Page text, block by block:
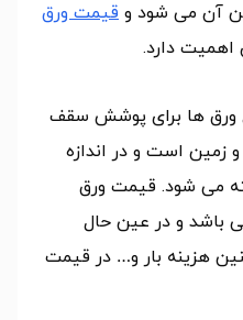
آن می شود و قیمت ورق
اهمیت دارد.
ورق ها برای پوشش سقف
است و در اندازه
ساخته می شود. قیمت ورق
باشد و در عین حال
هزینه بار و… در قیمت